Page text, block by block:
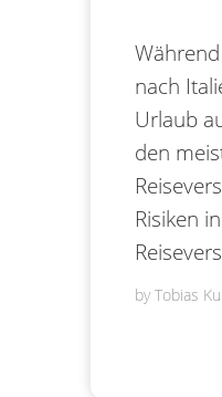
nach
Urlaub
den
Risiken
byTobias